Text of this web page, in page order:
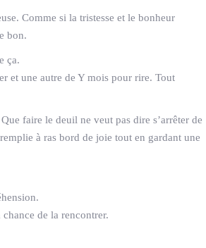
Comme si la tristesse et le bonheur
bon.
ça.
et une autre de Y mois pour rire. Tout
faire le deuil ne veut pas dire s’arrêter de
à ras bord de joie tout en gardant une
de la rencontrer.